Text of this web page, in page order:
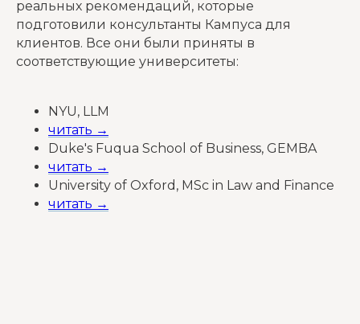
реальных рекомендаций, которые
подготовили консультанты Кампуса для
клиентов. Все они были приняты в
соответствующие университеты:
NYU, LLM
читать →
Duke's Fuqua School of Business, GEMBA
читать →
University of Oxford, MSc in Law and Finance
читать →